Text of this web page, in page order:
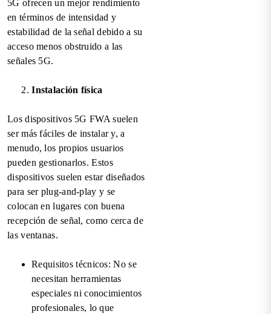
5G ofrecen un mejor rendimiento
en términos de intensidad y
estabilidad de la señal debido a su
acceso menos obstruido a las
señales 5G.
Instalación física
Los dispositivos 5G FWA suelen
ser más fáciles de instalar y, a
menudo, los propios usuarios
pueden gestionarlos. Estos
dispositivos suelen estar diseñados
para ser plug-and-play y se
colocan en lugares con buena
recepción de señal, como cerca de
las ventanas.
Requisitos técnicos: No se
necesitan herramientas
especiales ni conocimientos
profesionales, lo que